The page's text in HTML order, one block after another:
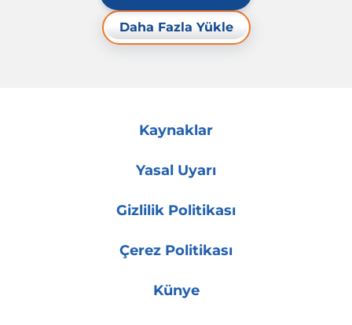
Daha Fazla Yükle
Kaynaklar
Yasal Uyarı
Gizlilik Politikası
Çerez Politikası
Künye